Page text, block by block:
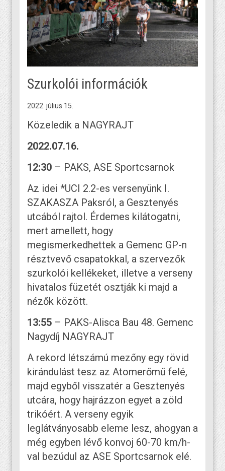
Szurkolói információk
2022. július 15.
Közeledik a NAGYRAJT
2022.07.16.
12:30 – PAKS, ASE Sportcsarnok
Az idei *UCI 2.2-es versenyünk I.
SZAKASZA Paksról, a Gesztenyés
utcából rajtol. Érdemes kilátogatni,
mert amellett, hogy
megismerkedhettek a Gemenc GP-n
résztvevő csapatokkal, a szervezők
szurkolói kellékeket, illetve a verseny
hivatalos füzetét osztják ki majd a
nézők között.
13:55 – PAKS-Alisca Bau 48. Gemenc
Nagydíj NAGYRAJT
A rekord létszámú mezőny egy rövid
kirándulást tesz az Atomerőmű felé,
majd egyből visszatér a Gesztenyés
utcára, hogy hajrázzon egyet a zöld
trikóért. A verseny egyik
leglátványosabb eleme lesz, ahogyan a
még egyben lévő konvoj 60-70 km/h-
val bezúdul az ASE Sportcsarnok elé.